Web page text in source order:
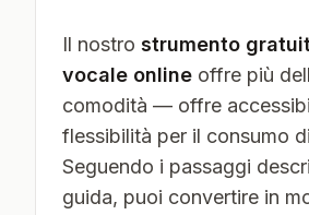
Il nostro strumento
vocale online offre più
comodità — offre
flessibilità per il consumo
Seguendo i passaggi
guida, puoi convertire in